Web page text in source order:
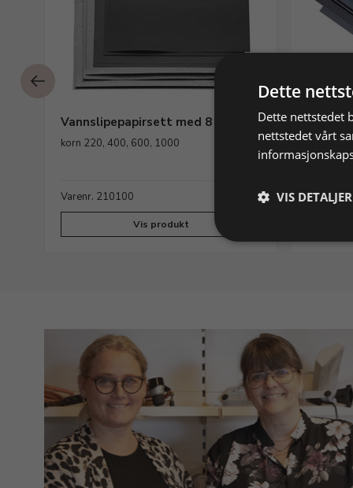
Vannslipepapirsett med 8 ark
korn 220, 400, 600, 1000
Varenr. 210100 På lager
Vis produkt
Papiret
Varenr.
Dette
Dette nettstedet
nettstedet vårt
VIS DETALJER